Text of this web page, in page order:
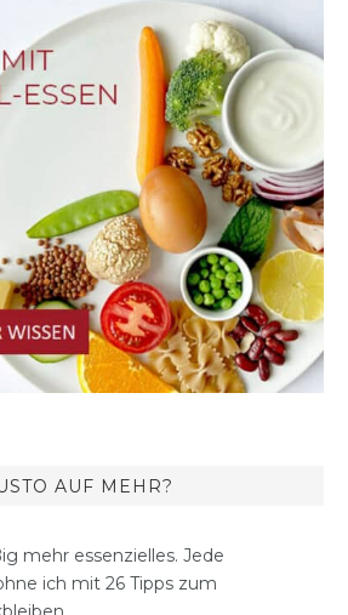
AUF MEHR?
mehr essenzielles. Jede
ich mit 26 Tipps zum